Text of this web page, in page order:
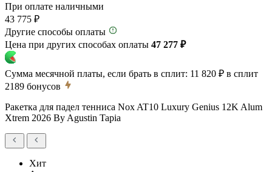
При оплате наличными
43 775 ₽
Другие способы оплаты
Цена при других способах оплаты 47 277 ₽
Сумма месячной платы, если брать в сплит: 11 820 ₽ в сплит
2189 бонусов
Ракетка для падел тенниса Nox AT10 Luxury Genius 12K Alum
Xtrem 2026 By Agustin Tapia
Хит